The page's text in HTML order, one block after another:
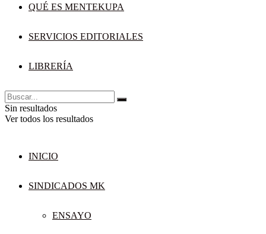
QUÉ ES MENTEKUPA
SERVICIOS EDITORIALES
LIBRERÍA
Sin resultados
Ver todos los resultados
INICIO
SINDICADOS MK
ENSAYO